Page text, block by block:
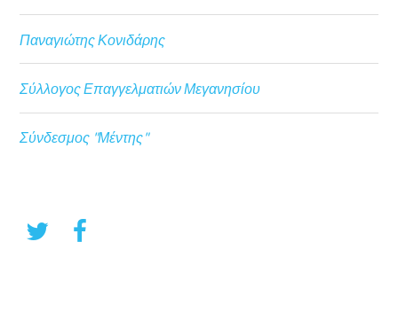
Παναγιώτης Κονιδάρης
Σύλλογος Επαγγελματιών Μεγανησίου
Σύνδεσμος "Μέντης"